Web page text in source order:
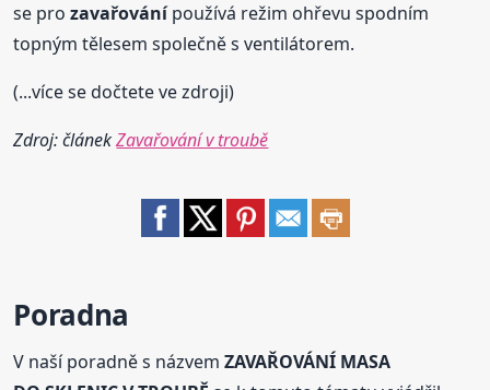
se prozavařovánípoužívá režim ohřevu spodním
topným tělesem společně s ventilátorem.
(...více se dočtete ve zdroji)
Zdroj: článekZavařování v troubě
Poradna
V naší poradně s názvemZAVAŘOVÁNÍ MASA